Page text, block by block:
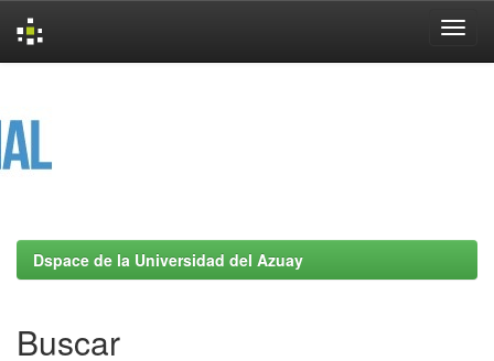
Dspace de la Universidad del Azuay
Buscar